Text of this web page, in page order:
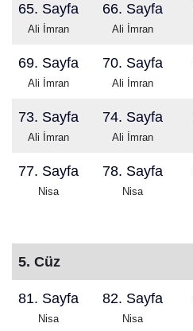
65. Sayfa
Ali İmran
66. Sayfa
Ali İmran
69. Sayfa
Ali İmran
70. Sayfa
Ali İmran
73. Sayfa
Ali İmran
74. Sayfa
Ali İmran
77. Sayfa
Nisa
78. Sayfa
Nisa
5. Cüz
81. Sayfa
Nisa
82. Sayfa
Nisa